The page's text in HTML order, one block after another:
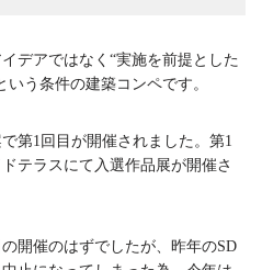
デアではなく“実施を前提とした
う条件の建築コンペです。
第1回目が開催されました。第1
テラスにて入選作品展が開催さ
開催のはずでしたが、昨年のSD